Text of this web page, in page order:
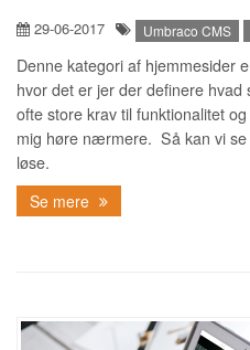
29-06-2017 Umbraco CMS
Denne kategori af hjemmesider
hvor det er jer der definere
ofte store krav til funktionalitet
mig høre nærmere. Så kan vi
løse.
Se mere